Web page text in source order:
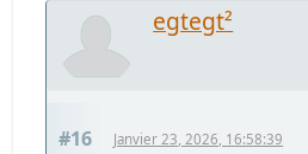
egtegt²
#16 Janvier 23, 2026, 16:58:39